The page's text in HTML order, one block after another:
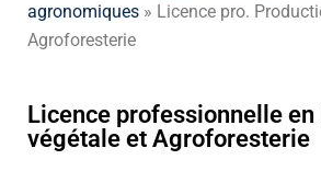
agronomiques » Licence pro.
Agroforesterie
Licence professionnelle en
végétale et Agroforesterie